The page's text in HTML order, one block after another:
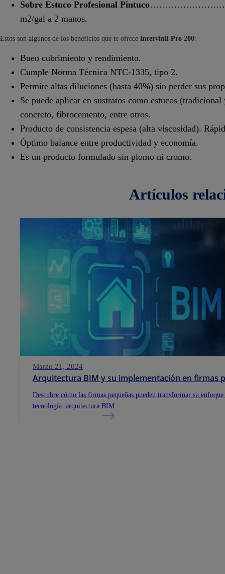
Sobre Estuco Profesional Pintuco
m2/gal a 2 manos.
Estos son algunos de los beneficios que te ofrece Intervinil Pro 200:
Buen cubrimiento y rendimiento.
Cumple Norma Técnica NTC-1335, tipo 2.
Permite altas diluciones (hasta 40%) sin perder sus
Se puede aplicar en sustratos como estucos
concreto, fibrocemento, entre otros.
Producto de consistencia espesa (alta viscosidad).
Óptimo balance entre productividad y economía.
Es un producto formulado sin plomo ni cromo.
artículos
Marzo 21, 2024
Arquitectura BIM y su implementación en firmas
Descubre cómo las firmas pequeñas pueden transformar su
tecnología: arquitectura BIM